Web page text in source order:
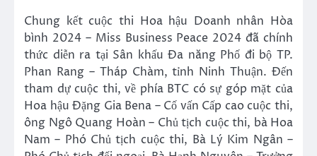
Chung kết cuộc thi Hoa hậu Doanh nhân Hòa
bình 2024 – Miss Business Peace 2024 đã chính
thức diễn ra tại Sân khấu Đa năng Phố đi bộ TP.
Phan Rang – Tháp Chàm, tỉnh Ninh Thuận. Đến
tham dự cuộc thi, về phía BTC có sự góp mặt của
Hoa hậu Đặng Gia Bena – Cố vấn Cấp cao cuộc thi,
ông Ngô Quang Hoàn – Chủ tịch cuộc thi, bà Hoa
Nam – Phó Chủ tịch cuộc thi, Bà Lý Kim Ngân –